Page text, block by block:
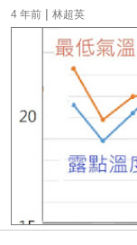
4 年前 | 林超英